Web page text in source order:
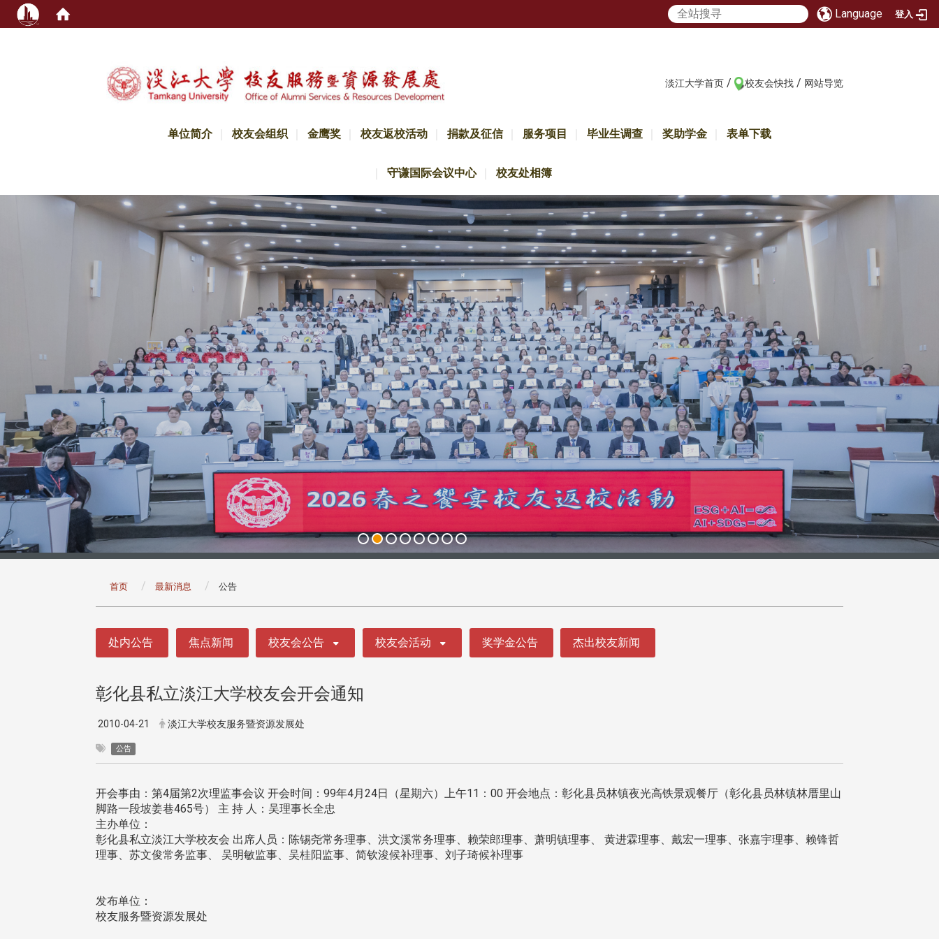
Language 登入
淡江大学首页 / 校友会快找 / 网站导览
单位简介 校友会组织 金鹰奖 校友返校活动 捐款及征信 服务项目 毕业生调查 奖助学金 表单下载
守谦国际会议中心 校友处相簿
首页 最新消息 公告
处内公告 焦点新闻 校友会公告 校友会活动 奖学金公告 杰出校友新闻
彰化县私立淡江大学校友会开会通知
2010-04-21 淡江大学校友服务暨资源发展处
公告
开会事由：第4届第2次理监事会议 开会时间：99年4月24日（星期六）上午11：00 开会地点：彰化县员林镇夜光高铁景观餐厅（彰化县员林镇林厝里山
脚路一段坡姜巷465号） 主 持 人：吴理事长全忠
主办单位：
彰化县私立淡江大学校友会 出席人员：陈锡尧常务理事、洪文溪常务理事、赖荣郎理事、萧明镇理事、 黄进霖理事、戴宏一理事、张嘉宇理事、赖锋哲
理事、苏文俊常务监事、 吴明敏监事、吴桂阳监事、简钦浚候补理事、刘子琦候补理事
发布单位：
校友服务暨资源发展处